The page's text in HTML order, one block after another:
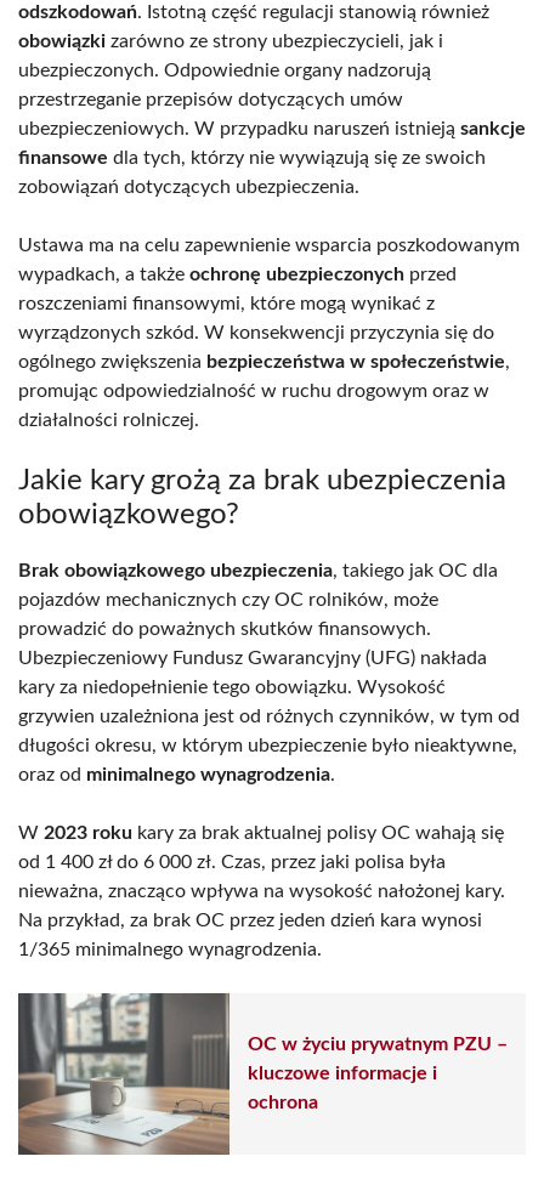
odszkodowań. Istotną część regulacji stanowią również
obowiązki zarówno ze strony ubezpieczycieli, jak i
ubezpieczonych. Odpowiednie organy nadzorują
przestrzeganie przepisów dotyczących umów
ubezpieczeniowych. W przypadku naruszeń istnieją sankcje
finansowe dla tych, którzy nie wywiązują się ze swoich
zobowiązań dotyczących ubezpieczenia.
Ustawa ma na celu zapewnienie wsparcia poszkodowanym
wypadkach, a także ochronę ubezpieczonych przed
roszczeniami finansowymi, które mogą wynikać z
wyrządzonych szkód. W konsekwencji przyczynia się do
ogólnego zwiększenia bezpieczeństwa w społeczeństwie,
promując odpowiedzialność w ruchu drogowym oraz w
działalności rolniczej.
Jakie kary grożą za brak ubezpieczenia
obowiązkowego?
Brak obowiązkowego ubezpieczenia, takiego jak OC dla
pojazdów mechanicznych czy OC rolników, może
prowadzić do poważnych skutków finansowych.
Ubezpieczeniowy Fundusz Gwarancyjny (UFG) nakłada
kary za niedopełnienie tego obowiązku. Wysokość
grzywien uzależniona jest od różnych czynników, w tym od
długości okresu, w którym ubezpieczenie było nieaktywne,
oraz od minimalnego wynagrodzenia.
W 2023 roku kary za brak aktualnej polisy OC wahają się
od 1 400 zł do 6 000 zł. Czas, przez jaki polisa była
nieważna, znacząco wpływa na wysokość nałożonej kary.
Na przykład, za brak OC przez jeden dzień kara wynosi
1/365 minimalnego wynagrodzenia.
OC w życiu prywatnym PZU –
kluczowe informacje i
ochrona